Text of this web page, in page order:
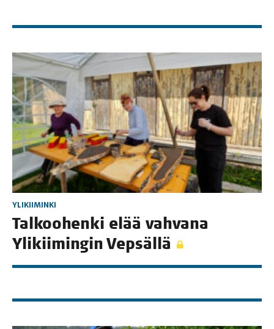
YLIKIIMINKI
Tal­koo­hen­ki elää vah­va­na
Yli­kii­min­gin Vepsällä